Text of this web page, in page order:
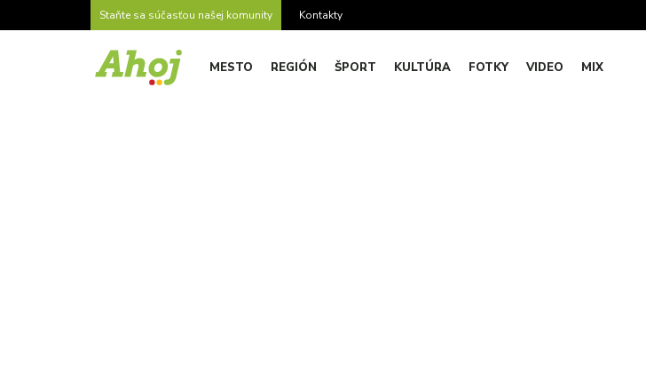
Staňte sa súčasťou našej komunity Kontakty
MESTO REGIÓN ŠPORT KULTÚRA FOTKY VIDEO MIX